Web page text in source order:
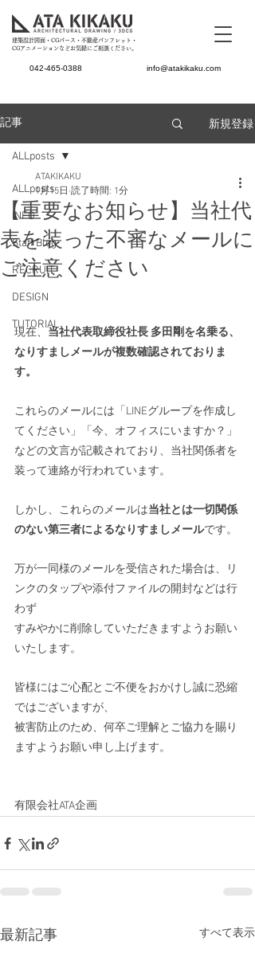
建築設計図面・CGパース・不動産パンフレット・
CGアニメーションなどお気軽にご相談ください。
042-465-0388 info@atakikaku.com
記事 新規登録
ALLposts
INFO
Staff Blog
RECRUIT
DESIGN
TUTORIAL
ALLposts
【重要なお知らせ】当社代
表を装った不審なメールに
ご注意ください
ATAKIKAKU
1月15日 読了時間: 1分
現在、 当社代表取締役社長 多田剛を名乗る、
なりすましメールが複数確認されておりま
す。
これらのメールには「LINEグループを作成し
てください」「今、オフィスにいますか？」
などの文言が記載されており、当社関係者を
装って連絡が行われています。
しかし、これらのメールは当社とは一切関係
のない第三者によるなりすましメールです。
万が一同様のメールを受信された場合は、リ
ンクのタップや添付ファイルの開封などは行
わず
すみやかに削除していただきますようお願い
いたします。
皆様にはご心配とご不便をおかけし誠に恐縮
ではございますが、
被害防止のため、何卒ご理解とご協力を賜り
ますようお願い申し上げます。
有限会社ATA企画
最新記事 すべて表示